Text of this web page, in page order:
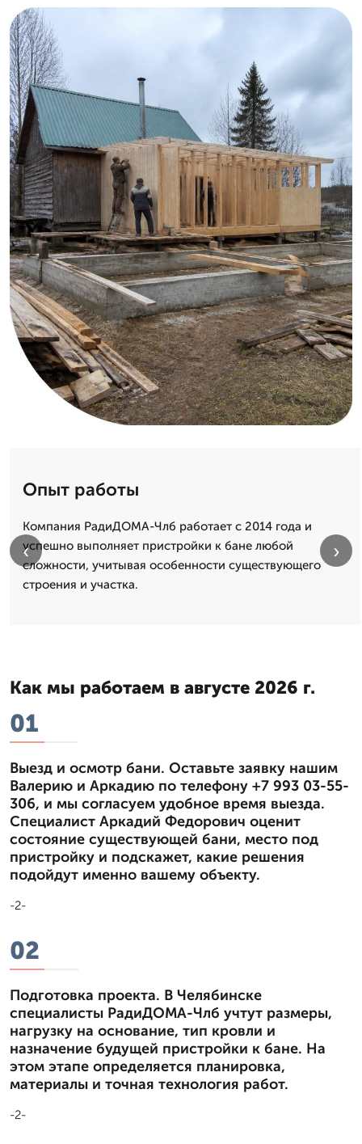
Опыт работы
Компания РадиДОМА-Члб работает с 2014 года и
успешно выполняет пристройки к бане любой
сложности, учитывая особенности существующего
строения и участка.
‹ ›
Как мы работаем в августе 2026 г.
01
Выезд и осмотр бани. Оставьте заявку нашим
Валерию и Аркадию по телефону +7 993 03-55-
306, и мы согласуем удобное время выезда.
Специалист Аркадий Федорович оценит
состояние существующей бани, место под
пристройку и подскажет, какие решения
подойдут именно вашему объекту.
-2-
02
Подготовка проекта. В Челябинске
специалисты РадиДОМА-Члб учтут размеры,
нагрузку на основание, тип кровли и
назначение будущей пристройки к бане. На
этом этапе определяется планировка,
материалы и точная технология работ.
-2-